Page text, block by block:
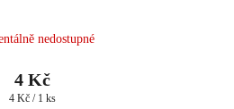
nedostupné
4 Kč
Měrná
4 Kč / 1 ks